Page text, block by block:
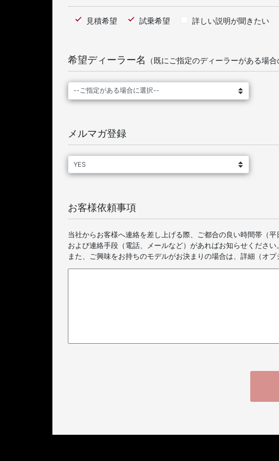
見積希望 試乗希望 詳しい説明が聞きたい
希望ディーラー名 （既にご指定のディーラーがある場
メルマガ登録
お客様依頼事項
当社からお客様へ連絡を差し上げる際、ご都合の良い時間帯（平
および連絡手段（電話、メールなど）があればお知らせください。
また、ご興味をお持ちのモデルがお決まりの場合は、詳細（オ